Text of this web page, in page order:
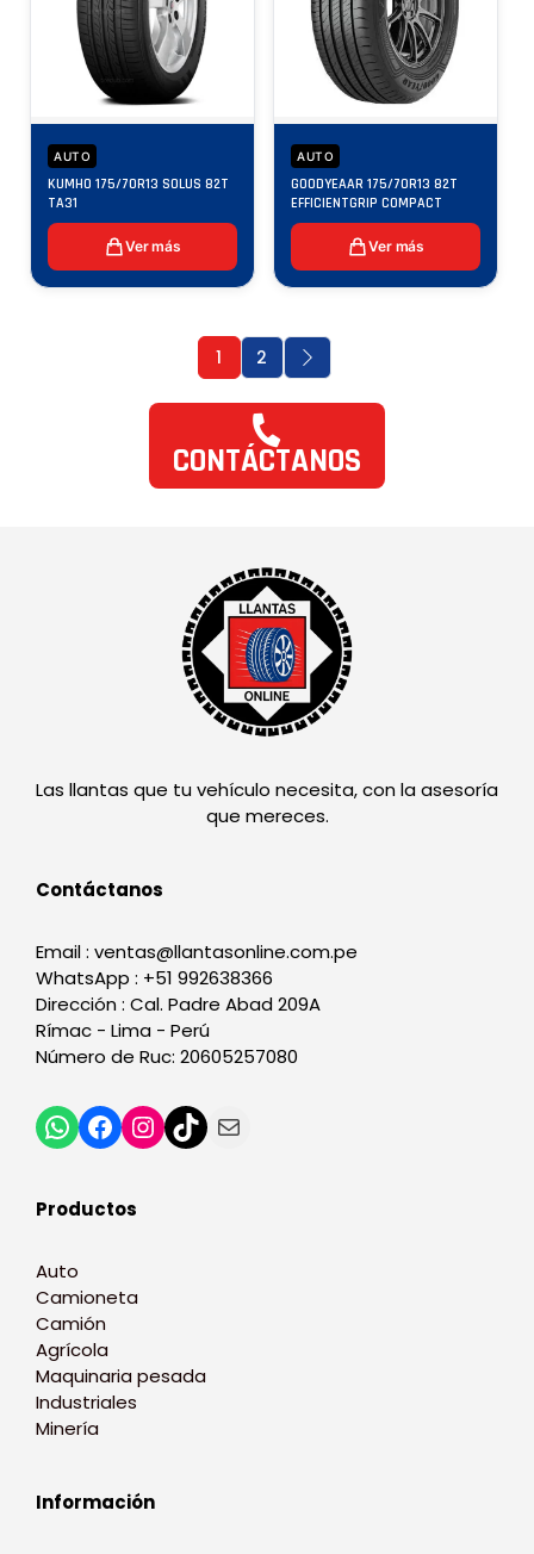
AUTO
KUMHO 175/70R13 SOLUS 82T
TA31
Ver más
AUTO
GOODYEAAR 175/70R13 82T
EFFICIENTGRIP COMPACT
Ver más
1 2
CONTÁCTANOS
Las llantas que tu vehículo necesita, con la asesoría
que mereces.
Contáctanos
Email : ventas@llantasonline.com.pe
WhatsApp : +51 992638366
Dirección : Cal. Padre Abad 209A
Rímac - Lima - Perú
Número de Ruc: 20605257080
Productos
Auto
Camioneta
Camión
Agrícola
Maquinaria pesada
Industriales
Minería
Información